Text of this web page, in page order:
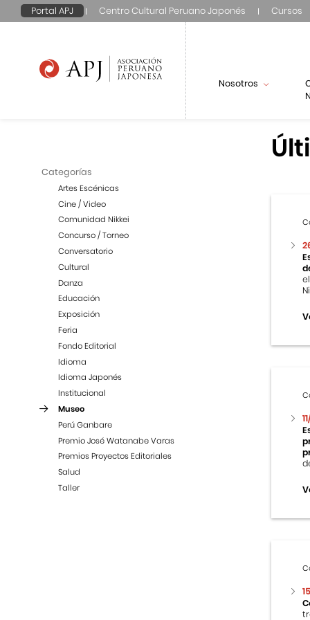
Portal APJ Centro Cultural Peruano Japonés Cursos
Nosotros
Categorías
Artes Escénicas
Cine / Video
Comunidad Nikkei
Concurso / Torneo
Conversatorio
Cultural
Danza
Educación
Exposición
Feria
Fondo Editorial
Idioma
Idioma Japonés
Institucional
Museo
Perú Ganbare
Premio José Watanabe Varas
Premios Proyectos Editoriales
Salud
Taller